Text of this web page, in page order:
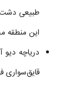
طبیعی دشت
این منطقه
دریاچه
قایق‌سواری